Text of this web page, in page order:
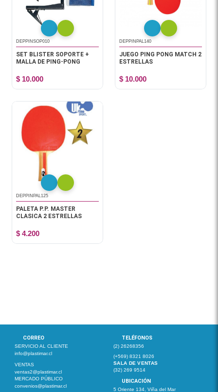
DEPPINSOP010
SET BLISTER SOPORTE +
MALLA DE PING-PONG
$ 10.000
DEPPINPAL140
JUEGO PING PONG MATCH 2
ESTRELLAS
$ 10.000
DEPPINPAL125
PALETA P.P. MASTER
CLASICA 2 ESTRELLAS
$ 4.200
CORREO
SERVICIO AL CLIENTE
info@plastimar.cl
VENTAS
ventas2@plastimar.cl
MERCADO PÚBLICO
convenios@plastimar.cl
TELÉFONOS
(2) 26268356
(+569) 8321 8026
SALA DE VENTAS
(32) 269 9514
UBICACIÓN
5 Oriente 134, Viña del Mar